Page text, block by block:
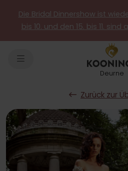
Die Bridal Dinnershow ist
bis 10. und den 15. bis 11.
Deurne
Zurück zur